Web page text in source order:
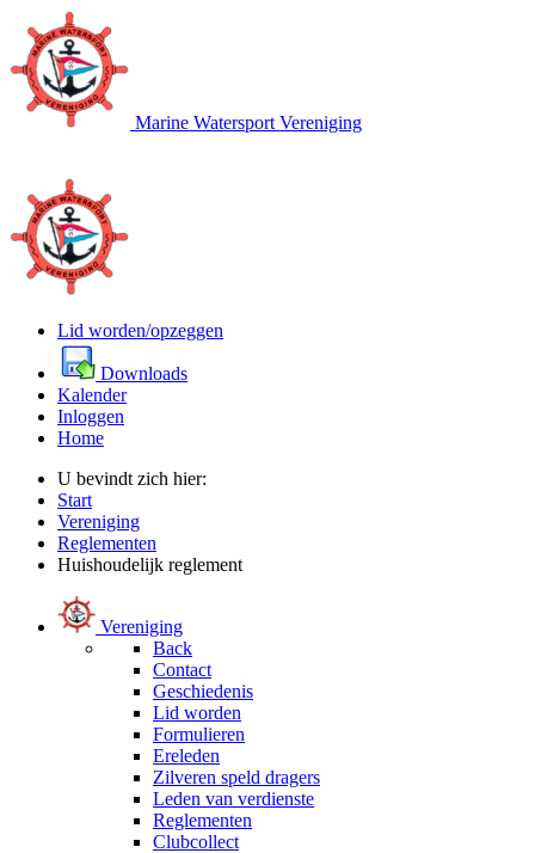
Marine Watersport Vereniging
Lid worden/opzeggen
Downloads
Kalender
Inloggen
Home
U bevindt zich hier:
Start
Vereniging
Reglementen
Huishoudelijk reglement
Vereniging
Back
Contact
Geschiedenis
Lid worden
Formulieren
Ereleden
Zilveren speld dragers
Leden van verdienste
Reglementen
Clubcollect